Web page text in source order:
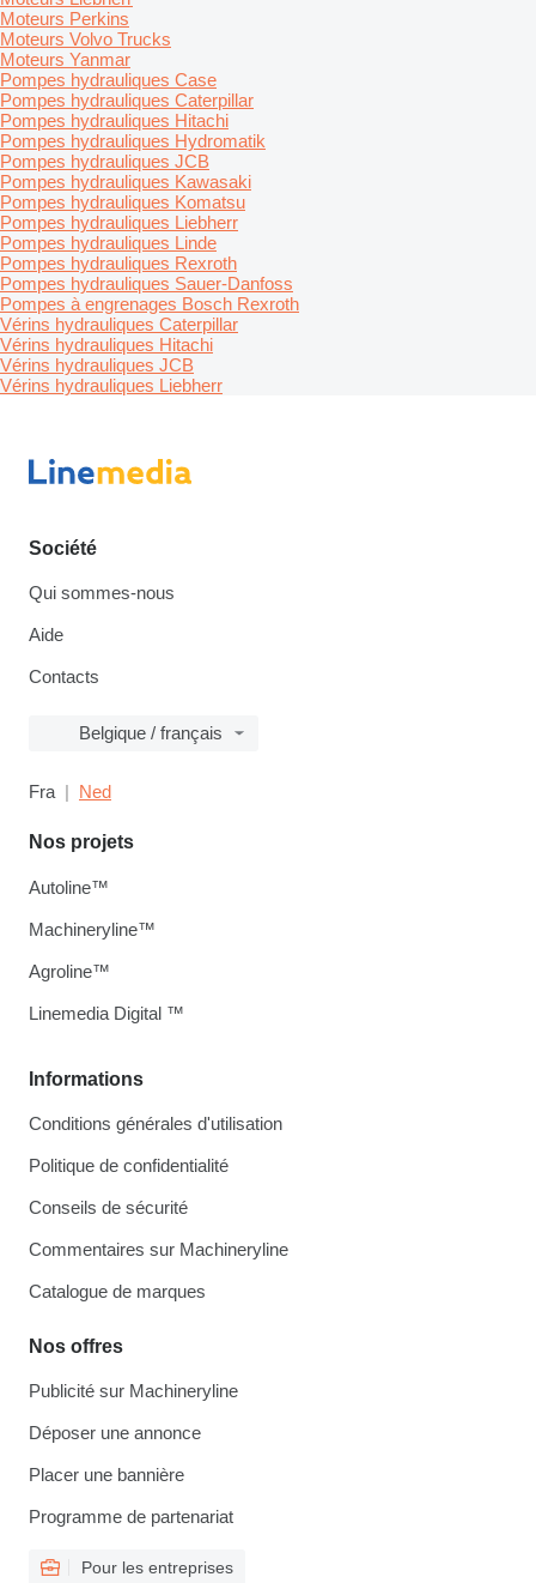
Moteurs Perkins
Moteurs Volvo Trucks
Moteurs Yanmar
Pompes hydrauliques Case
Pompes hydrauliques Caterpillar
Pompes hydrauliques Hitachi
Pompes hydrauliques Hydromatik
Pompes hydrauliques JCB
Pompes hydrauliques Kawasaki
Pompes hydrauliques Komatsu
Pompes hydrauliques Liebherr
Pompes hydrauliques Linde
Pompes hydrauliques Rexroth
Pompes hydrauliques Sauer-Danfoss
Pompes à engrenages Bosch Rexroth
Vérins hydrauliques Caterpillar
Vérins hydrauliques Hitachi
Vérins hydrauliques JCB
Vérins hydrauliques Liebherr
Société
Qui sommes-nous
Aide
Contacts
Belgique / français
Fra Ned
Informations
Conditions générales d'utilisation
Politique de confidentialité
Conseils de sécurité
Commentaires sur Machineryline
Catalogue de marques
Nos offres
Publicité sur Machineryline
Déposer une annonce
Placer une bannière
Programme de partenariat
Pour les entreprises
Nos projets
Autoline™
Machineryline™
Agroline™
Linemedia Digital ™